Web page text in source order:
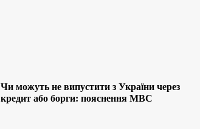
Чи можуть не випустити з України через
кредит або борги: пояснення МВС